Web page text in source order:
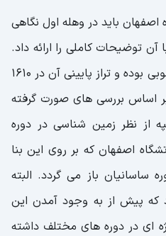
باید در وهله اول نگاهی
آن توضیحات کاملی را ارائه داد.
این تپه از جنس سنگ های رسوبی بوده و تراز پایینی آن در 1610
اساس بررسی های صورت گرفته
از نظر زمین شناسی در دوره
اصفهان که بر روی این بنا
باز می گردد. البته
که پیش از به وجود آمدن این
ای در دوره های مختلف داشته